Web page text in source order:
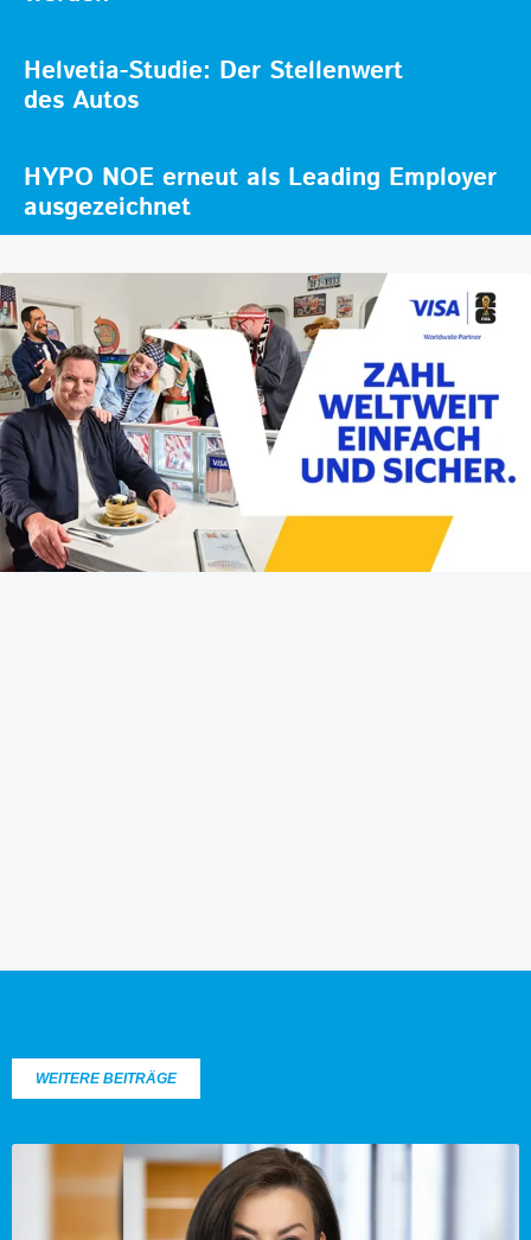
Helvetia-Studie: Der Stellenwert
des Autos
HYPO NOE erneut als Leading Employer
ausgezeichnet
WEITERE BEITRÄGE